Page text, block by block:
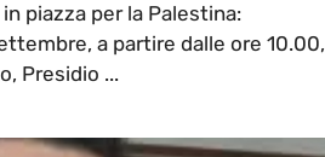
in piazza per la Palestina:
a partire dalle ore 10.00,
Presidio ...